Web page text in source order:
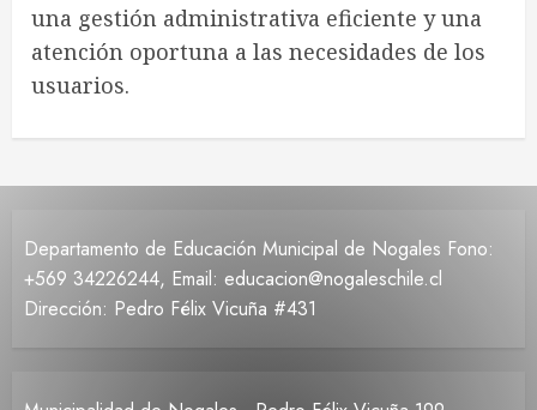
una gestión administrativa eficiente y una
atención oportuna a las necesidades de los
usuarios.
Departamento de Educación Municipal de Nogales Fono:
+569 34226244, Email: educacion@nogaleschile.cl
Dirección: Pedro Félix Vicuña #431